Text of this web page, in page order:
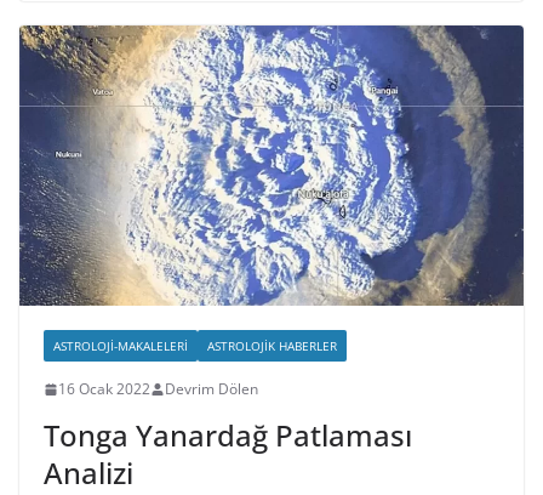
ASTROLOJI-MAKALELERI ASTROLOJIK HABERLER
16 Ocak 2022 Devrim Dölen
Tonga Yanardağ Patlaması
Analizi